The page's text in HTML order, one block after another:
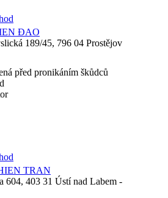
ĐAO
189/45, 796 04 Prostějov
před pronikáním škůdců
TRAN
604, 403 31 Ústí nad Labem -